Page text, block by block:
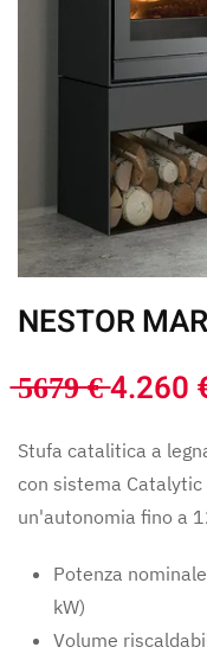
NESTOR
̶5̶6̶7̶9̶ ̶€̶ 4.260
Stufa catalitica a
con sistema Catalytic
un'autonomia fino a
Potenza
kW)
Volume